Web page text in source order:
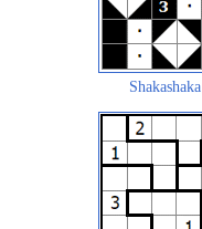
Shakashaka